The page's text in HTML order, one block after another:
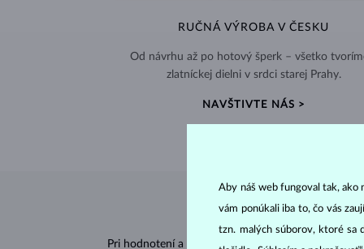
RUČNÁ VÝROBA V ČESKU
Od návrhu až po hotový šperk – všetko
zlatníckej dielni v srdci starej Prahy.
NAVŠTIVTE NÁS >
Pri hodnotení a certifikáciidiamantov sa
Aby náš web fungoval tak, ako
vám ponúkali iba to, čo vás
tzn. malých súborov, ktoré sa